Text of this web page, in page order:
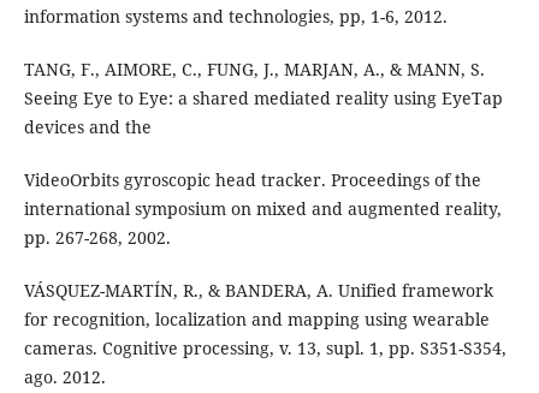
information systems and technologies, pp, 1-6, 2012.
TANG, F., AIMORE, C., FUNG, J., MARJAN, A., & MANN, S.
Seeing Eye to Eye: a shared mediated reality using EyeTap
devices and the
VideoOrbits gyroscopic head tracker. Proceedings of the
international symposium on mixed and augmented reality,
pp. 267-268, 2002.
VÁSQUEZ-MARTÍN, R., & BANDERA, A. Unified framework
for recognition, localization and mapping using wearable
cameras. Cognitive processing, v. 13, supl. 1, pp. S351-S354,
ago. 2012.